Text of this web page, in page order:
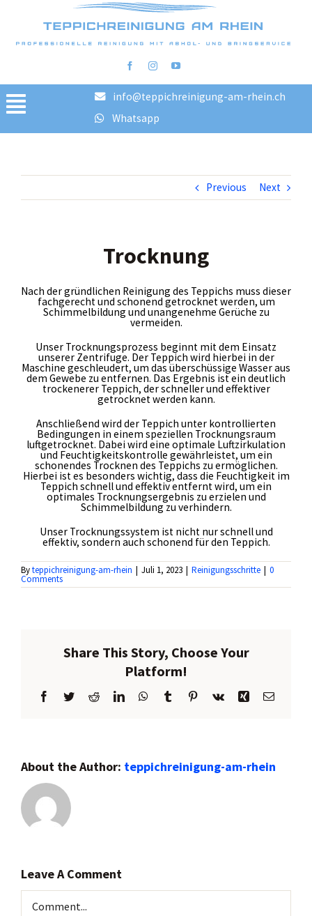
Toggle
Bilder vorher/nachher
AGB
info@teppichreinigung-am-rhein.ch
Whatsapp
Previous Next
Trocknung
Nach der gründlichen Reinigung des Teppichs muss dieser
fachgerecht und schonend getrocknet werden, um
Schimmelbildung und unangenehme Gerüche zu
vermeiden.
Unser Trocknungsprozess beginnt mit dem Einsatz
unserer Zentrifuge. Der Teppich wird hierbei in der
Maschine geschleudert, um das überschüssige Wasser aus
dem Gewebe zu entfernen. Das Ergebnis ist ein deutlich
trockenerer Teppich, der schneller und effektiver
getrocknet werden kann.
Anschließend wird der Teppich unter kontrollierten
Bedingungen in einem speziellen Trocknungsraum
luftgetrocknet. Dabei wird eine optimale Luftzirkulation
und Feuchtigkeitskontrolle gewährleistet, um ein
schonendes Trocknen des Teppichs zu ermöglichen.
Hierbei ist es besonders wichtig, dass die Feuchtigkeit im
Teppich schnell und effektiv entfernt wird, um ein
optimales Trocknungsergebnis zu erzielen und
Schimmelbildung zu verhindern.
Unser Trocknungssystem ist nicht nur schnell und
effektiv, sondern auch schonend für den Teppich.
Byteppichreinigung-am-rhein | Juli 1, 2023 | Reinigungsschritte | 0
Comments
Share This Story, Choose Your
Platform!
Facebook
TwitterRedditLinkedInWhatsApp
TumblrPinterest
Vk Xing Email
About the Author: teppichreinigung-am-rhein
Leave A Comment
Comment